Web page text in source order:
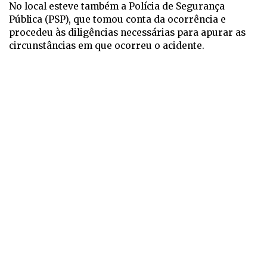
No local esteve também a Polícia de Segurança
Pública (PSP), que tomou conta da ocorrência e
procedeu às diligências necessárias para apurar as
circunstâncias em que ocorreu o acidente.